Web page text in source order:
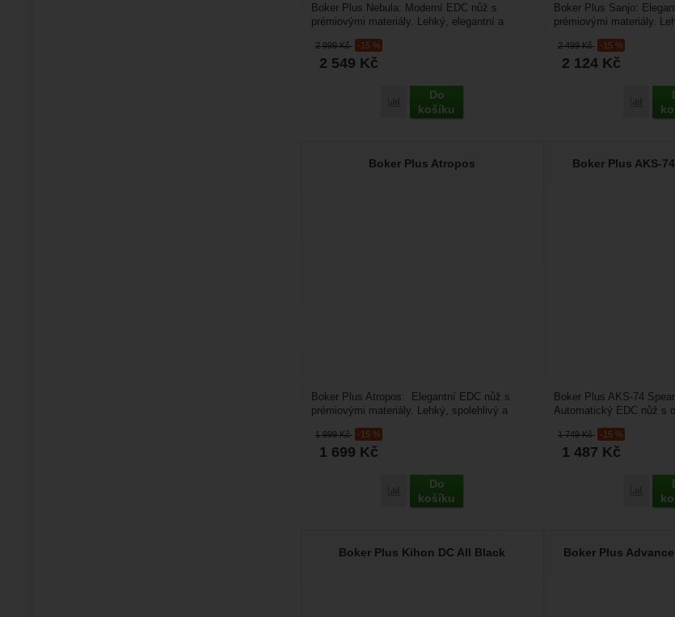
2 999Kč -15 %
2 549 Kč
Přidat 'Boker Plus Nebula' k porovnání
Do
košíku
Boker Plus Nebula: Moderní EDC nůž s
prémiovými materiály. Lehký, elegantní a
2 499Kč -15 %
2 124 Kč
Boker Plus Sanjo:
prémiovými materiály.
Boker Plus Atropos
1 999Kč -15 %
1 699 Kč
Přidat 'Boker Plus Atropos' k porovnání
Do
košíku
Boker Plus Atropos: Elegantní EDC nůž s
prémiovými materiály. Lehký, spolehlivý a
Boker Plus AKS-
1 749Kč -15 %
1 487 Kč
Boker Plus AKS-74
Automatický EDC nůž s
Boker Plus Kihon DC All Black Boker Plus